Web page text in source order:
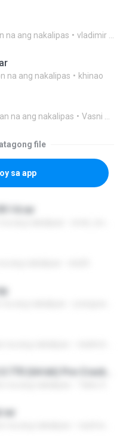
na ang nakalipas vladimir M.
na ang nakalipas khinao
na ang nakalipas Vasni Vhuo
file
sa app